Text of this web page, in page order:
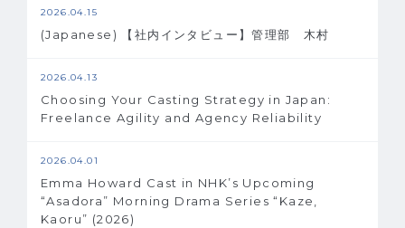
2026.04.15
(Japanese) 【社内インタビュー】管理部 木村
2026.04.13
Choosing Your Casting Strategy in Japan:
Freelance Agility and Agency Reliability
2026.04.01
Emma Howard Cast in NHK’s Upcoming
“Asadora” Morning Drama Series “Kaze,
Kaoru” (2026)